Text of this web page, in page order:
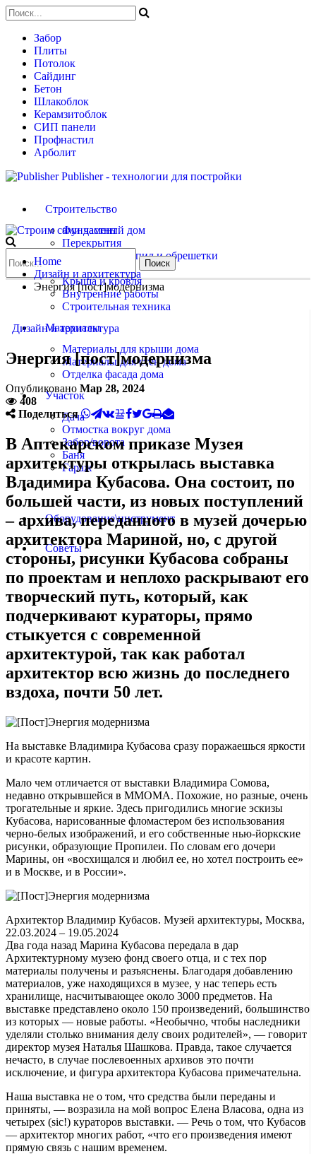
Забор
Плиты
Потолок
Сайдинг
Бетон
Шлакоблок
Керамзитоблок
СИП панели
Профнастил
Арболит
Publisher - технологии для постройки
Строительство
Фундамент
Перекрытия
Установка стропил и обрешетки
Крыша и кровля
Внутренние работы
Строительная техника
Материалы
Материалы для крыши дома
Материалы для стен дома
Отделка фасада дома
Участок
Дача
Отмостка вокруг дома
Забор/ворота
Баня
Гараж
Дизайн и архитектура
Оборудование\инструмент
Советы
Home
Дизайн и архитектура
Энергия [пост]модернизма
Дизайн и архитектура
Энергия [пост]модернизма
Опубликовано Мар 28, 2024
408
Поделиться
В Аптекарском приказе Музея
архитектуры открылась выставка
Владимира Кубасова. Она состоит, по
большей части, из новых поступлений
– архива, переданного в музей дочерью
архитектора Мариной, но, с другой
стороны, рисунки Кубасова собраны
по проектам и неплохо раскрывают его
творческий путь, который, как
подчеркивают кураторы, прямо
стыкуется с современной
архитектурой, так как работал
архитектор всю жизнь до последнего
вздоха, почти 50 лет.
На выставке Владимира Кубасова сразу поражаешься яркости
и красоте картин.
Мало чем отличается от выставки Владимира Сомова,
недавно открывшейся в ММОМА. Похожие, но разные, очень
трогательные и яркие. Здесь пригодились многие эскизы
Кубасова, нарисованные фломастером без использования
черно-белых изображений, и его собственные нью-йоркские
рисунки, образующие Пропилеи. По словам его дочери
Марины, он «восхищался и любил ее, но хотел построить ее»
и в Москве, и в России».
Архитектор Владимир Кубасов. Музей архитектуры, Москва,
22.03.2024 – 19.05.2024
Два года назад Марина Кубасова передала в дар
Архитектурному музею фонд своего отца, и с тех пор
материалы получены и разъяснены. Благодаря добавлению
материалов, уже находящихся в музее, у нас теперь есть
хранилище, насчитывающее около 3000 предметов. На
выставке представлено около 150 произведений, большинство
из которых — новые работы. «Необычно, чтобы наследники
уделяли столько внимания делу своих родителей», — говорит
директор музея Наталья Шашкова. Правда, такое случается
нечасто, в случае послевоенных архивов это почти
исключение, и фигура архитектора Кубасова примечательна.
Наша выставка не о том, что средства были переданы и
приняты, — возразила на мой вопрос Елена Власова, одна из
четырех (sic!) кураторов выставки. — Речь о том, что Кубасов
— архитектор многих работ, «что его произведения имеют
прямую связь с нашим временем.